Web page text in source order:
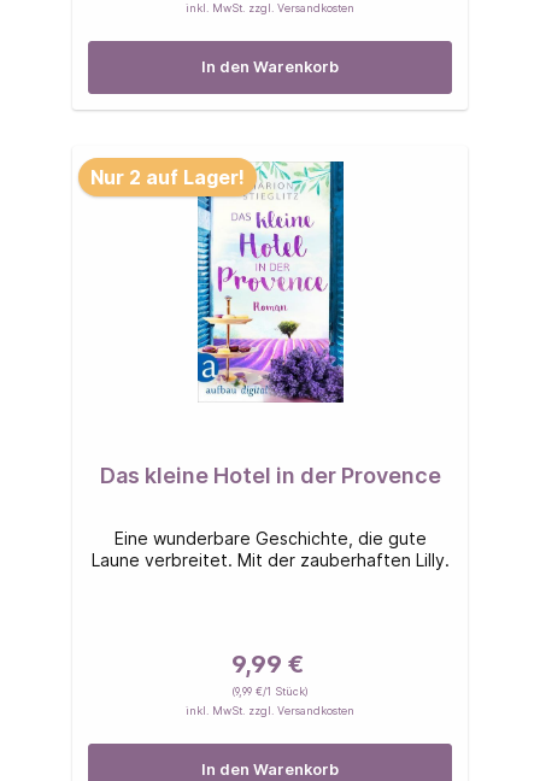
inkl. MwSt. zzgl. Versandkosten
In den Warenkorb
Nur 2 auf Lager!
Das kleine Hotel in der Provence
Eine wunderbare Geschichte, die gute
Laune verbreitet. Mit der zauberhaften Lilly.
9,99 €
(9,99 €/1 Stück)
inkl. MwSt. zzgl. Versandkosten
In den Warenkorb